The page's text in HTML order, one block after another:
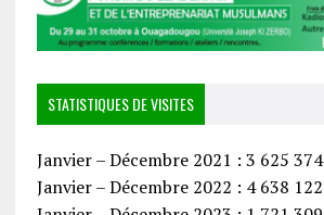
STATISTIQUES DE VISITES
Janvier – Décembre 2021 : 3 625 374
Janvier – Décembre 2022 : 4 638 122